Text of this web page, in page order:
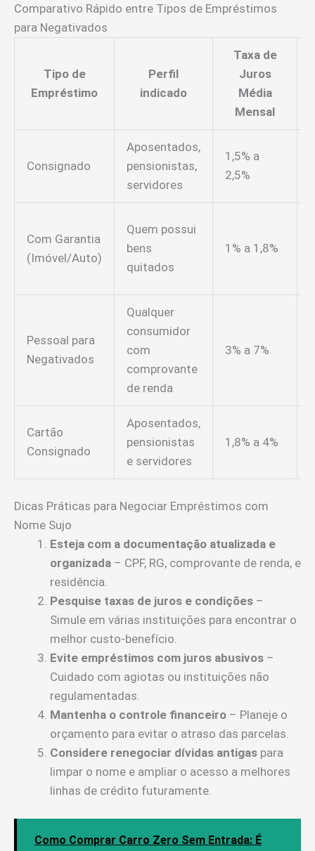
Comparativo Rápido entre Tipos de Empréstimos
para Negativados
Tipo de
Empréstimo
Perfil
indicado
Taxa de
Juros
Média
Mensal
Consignado
Aposentados,
pensionistas,
servidores
1,5% a
2,5%
Com Garantia
(Imóvel/Auto)
Quem possui
bens
quitados
1% a 1,8%
Pessoal para
Negativados
Qualquer
consumidor
com
comprovante
de renda
3% a 7%
Cartão
Consignado
Aposentados,
pensionistas
e servidores
1,8% a 4%
Dicas Práticas para Negociar Empréstimos com
Nome Sujo
Esteja com a documentação atualizada e
organizada – CPF, RG, comprovante de renda, e
residência.
Pesquise taxas de juros e condições –
Simule em várias instituições para encontrar o
melhor custo-benefício.
Evite empréstimos com juros abusivos –
Cuidado com agiotas ou instituições não
regulamentadas.
Mantenha o controle financeiro – Planeje o
orçamento para evitar o atraso das parcelas.
Considere renegociar dívidas antigas para
limpar o nome e ampliar o acesso a melhores
linhas de crédito futuramente.
Como Comprar Carro Zero Sem Entrada: É